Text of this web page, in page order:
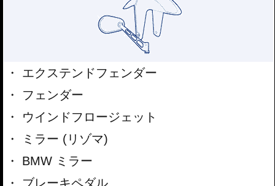
エクステンドフェンダー
フェンダー
ウインドフロージェット
ミラー (リゾマ)
BMW ミラー
ブレーキペダル